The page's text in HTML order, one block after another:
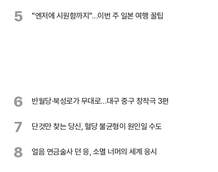
5 "엔저에 시원함까지"…이번 주 일본 여행 꿀팁
6 반월당·북성로가 무대로…대구 중구 창작극 3편
7 단것만 찾는 당신, 혈당 불균형이 원인일 수도
8 얼음 연금술사 던 응, 소멸 너머의 세계 응시